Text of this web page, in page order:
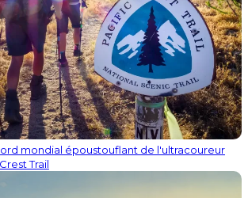
mondial époustouflant de l'ultracoureur
Trail